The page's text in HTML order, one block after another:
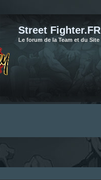
Street Fighter.FR
Le forum de la Team et du Site